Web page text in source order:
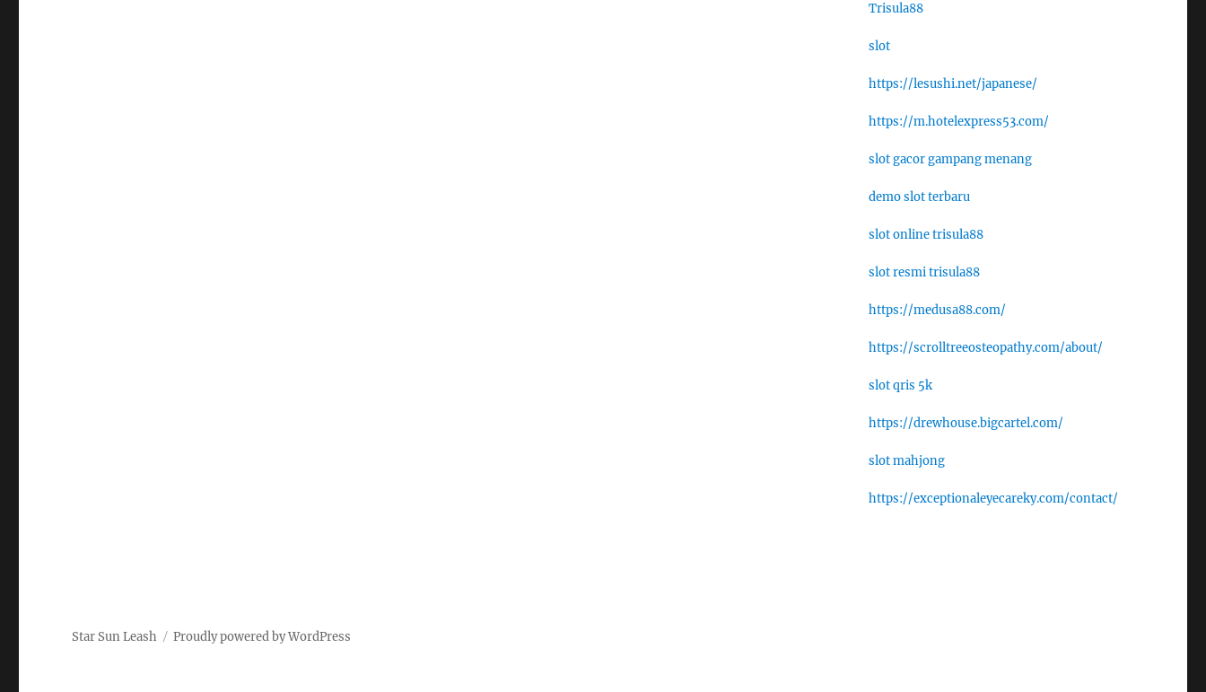
Trisula88
slot
https://lesushi.net/japanese/
https://m.hotelexpress53.com/
slot gacor gampang menang
demo slot terbaru
slot online trisula88
slot resmi trisula88
https://medusa88.com/
https://scrolltreeosteopathy.com/about/
slot qris 5k
https://drewhouse.bigcartel.com/
slot mahjong
https://exceptionaleyecareky.com/contact/
Star Sun Leash Proudly powered by WordPress